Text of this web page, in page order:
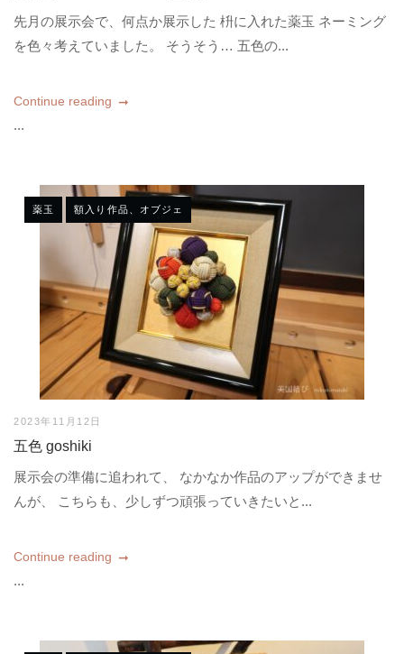
先月の展示会で、何点か展示した 枡に入れた薬玉 ネーミング
を色々考えていました。 そうそう… 五色の...
Continue reading
...
薬玉 額入り作品、オブジェ
2023年11月12日
五色 goshiki
展示会の準備に追われて、 なかなか作品のアップができませ
んが、 こちらも、少しずつ頑張っていきたいと...
Continue reading
...